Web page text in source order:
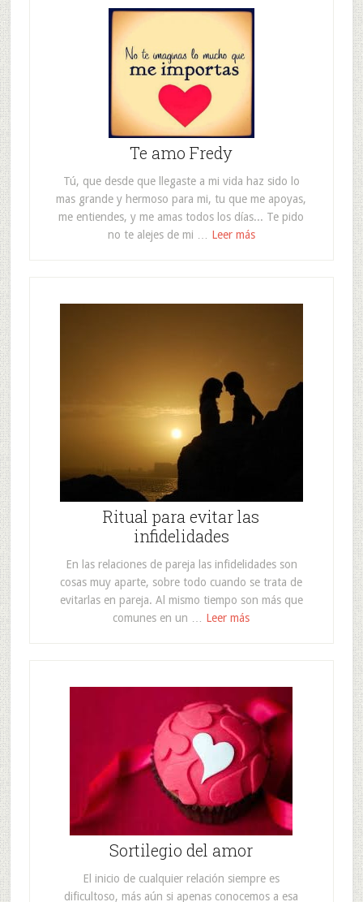
Te amo Fredy
Tú, que desde que llegaste a mi vida haz sido lo
mas grande y hermoso para mi, tu que me apoyas,
me entiendes, y me amas todos los días... Te pido
no te alejes de mi … Leer más
Ritual para evitar las
infidelidades
En las relaciones de pareja las infidelidades son
cosas muy aparte, sobre todo cuando se trata de
evitarlas en pareja. Al mismo tiempo son más que
comunes en un … Leer más
Sortilegio del amor
El inicio de cualquier relación siempre es
dificultoso, más aún si apenas conocemos a esa